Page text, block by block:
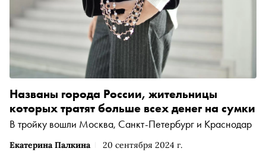
Екатерина Палкина 20 сентября 2024 г.
Названы города России, жительницы
которых тратят больше всех денег на сумки
В тройку вошли Москва, Санкт-Петербург и Краснодар